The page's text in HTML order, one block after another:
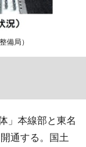
備局）
」本線部と東名
通する。国土